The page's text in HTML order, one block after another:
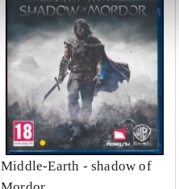
Middle-Earth - shadow of